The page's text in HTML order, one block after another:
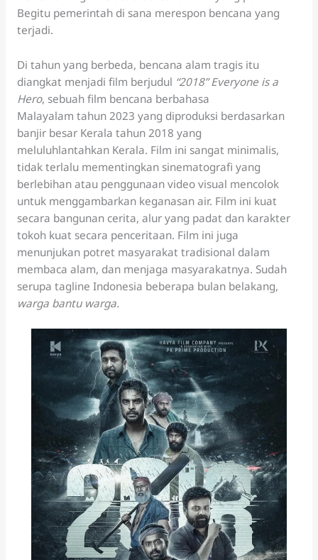
Begitu pemerintah di sana merespon bencana yang
terjadi.
Di tahun yang berbeda, bencana alam tragis itu
diangkat menjadi film berjudul “2018” Everyone is a
Hero, sebuah film bencana berbahasa
Malayalam tahun 2023 yang diproduksi berdasarkan
banjir besar Kerala tahun 2018 yang
meluluhlantahkan Kerala. Film ini sangat minimalis,
tidak terlalu mementingkan sinematografi yang
berlebihan atau penggunaan video visual mencolok
untuk menggambarkan keganasan air. Film ini kuat
secara bangunan cerita, alur yang padat dan karakter
tokoh kuat secara penceritaan. Film ini juga
menunjukan potret masyarakat tradisional dalam
membaca alam, dan menjaga masyarakatnya. Sudah
serupa tagline Indonesia beberapa bulan belakang,
warga bantu warga.